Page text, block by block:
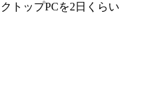
トップPCを2日くらい